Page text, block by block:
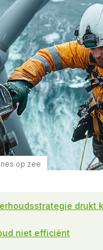
op zee
drukt
niet efficiënt